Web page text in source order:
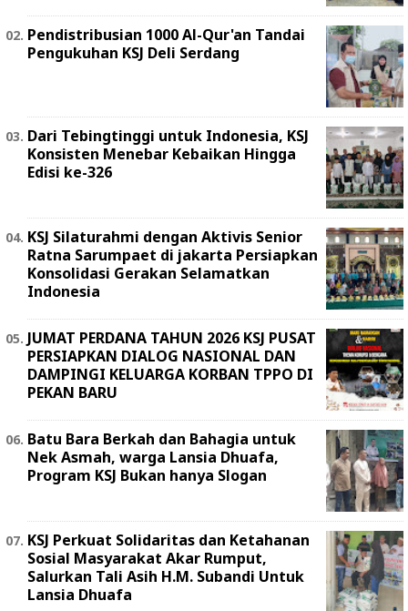
Pendistribusian 1000 Al-Qur'an Tandai
Pengukuhan KSJ Deli Serdang
Dari Tebingtinggi untuk Indonesia, KSJ
Konsisten Menebar Kebaikan Hingga
Edisi ke-326
KSJ Silaturahmi dengan Aktivis Senior
Ratna Sarumpaet di jakarta Persiapkan
Konsolidasi Gerakan Selamatkan
Indonesia
JUMAT PERDANA TAHUN 2026 KSJ PUSAT
PERSIAPKAN DIALOG NASIONAL DAN
DAMPINGI KELUARGA KORBAN TPPO DI
PEKAN BARU
Batu Bara Berkah dan Bahagia untuk
Nek Asmah, warga Lansia Dhuafa,
Program KSJ Bukan hanya Slogan
KSJ Perkuat Solidaritas dan Ketahanan
Sosial Masyarakat Akar Rumput,
Salurkan Tali Asih H.M. Subandi Untuk
Lansia Dhuafa